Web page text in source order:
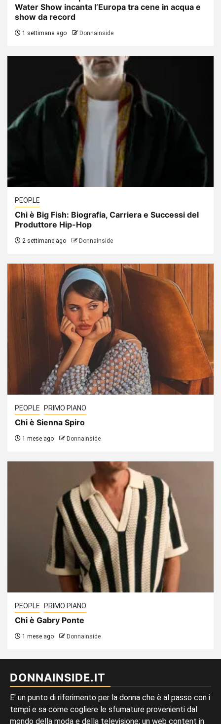
Water Show incanta l’Europa tra cene in acqua e
show da record
1 settimana ago Donnainside
PEOPLE
Chi è Big Fish: Biografia, Carriera e Successi del
Produttore Hip-Hop
2 settimane ago Donnainside
PEOPLE PRIMO PIANO
Chi è Sienna Spiro
1 mese ago Donnainside
PEOPLE PRIMO PIANO
Chi è Gabry Ponte
1 mese ago Donnainside
DONNAINSIDE.IT
E' un punto di riferimento per la donna che è al passo con i
tempi e sa come cogliere le sfumature provenienti dal
mondo della moda e della televisione; un web content in